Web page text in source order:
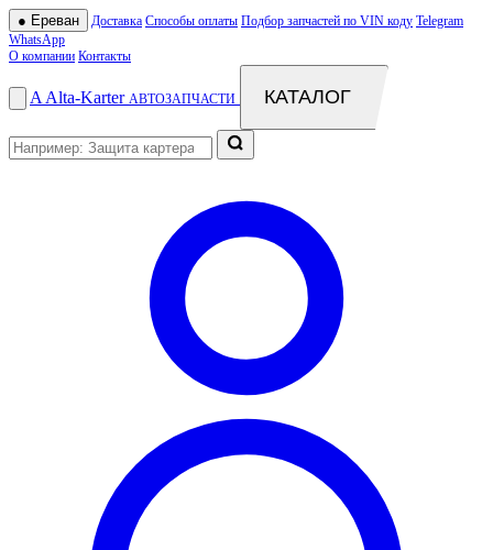
● Ереван Доставка Способы оплаты Подбор запчастей по VIN коду Telegram
WhatsApp
О компании Контакты
A Alta-Karter АВТОЗАПЧАСТИ КАТАЛОГ